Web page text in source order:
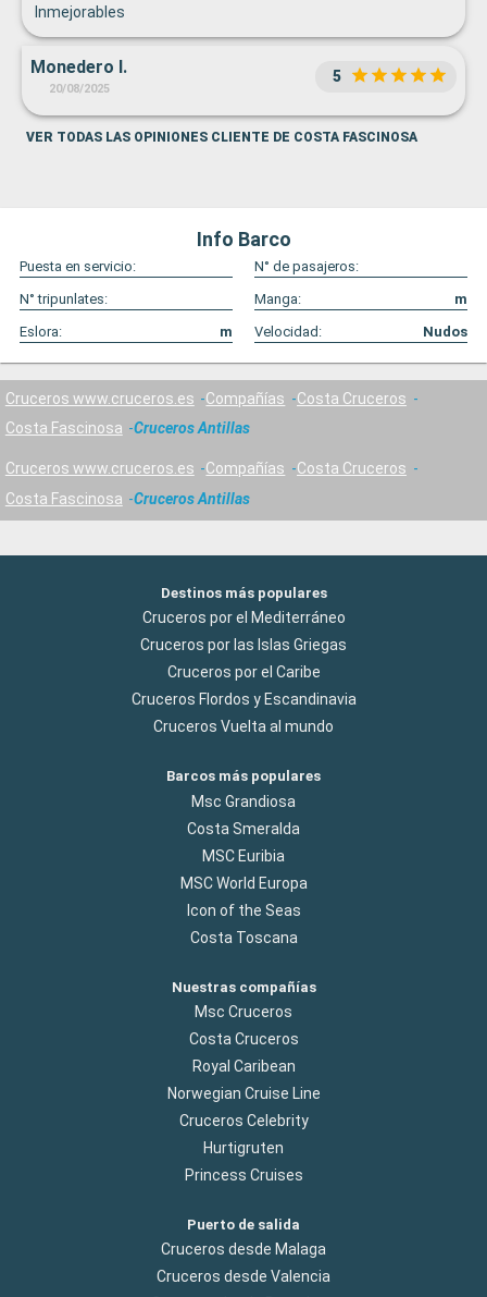
Inmejorables
Monedero I.
20/08/2025
5
VER TODAS LAS OPINIONES CLIENTE DE COSTA FASCINOSA
Info Barco
Puesta en servicio:
N° de pasajeros:
N° tripunlates:
Manga:
m
Eslora:
m Velocidad: Nudos
Cruceros www.cruceros.es Compañías
Costa Cruceros
Costa Fascinosa
Cruceros Antillas
Cruceros www.cruceros.es Compañías
Costa Cruceros
Costa Fascinosa
Cruceros Antillas
Destinos más populares
Cruceros por el Mediterráneo
Cruceros por las Islas Griegas
Cruceros por el Caribe
Cruceros Flordos y Escandinavia
Cruceros Vuelta al mundo
Barcos más populares
Msc Grandiosa
Costa Smeralda
MSC Euribia
MSC World Europa
Icon of the Seas
Costa Toscana
Nuestras compañías
Msc Cruceros
Costa Cruceros
Royal Caribean
Norwegian Cruise Line
Cruceros Celebrity
Hurtigruten
Princess Cruises
Puerto de salida
Cruceros desde Malaga
Cruceros desde Valencia